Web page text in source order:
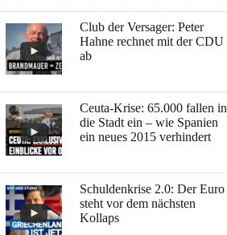
Club der Versager: Peter
Hahne rechnet mit der CDU
ab
Ceuta-Krise: 65.000 fallen in
die Stadt ein – wie Spanien
ein neues 2015 verhindert
Schuldenkrise 2.0: Der Euro
steht vor dem nächsten
Kollaps